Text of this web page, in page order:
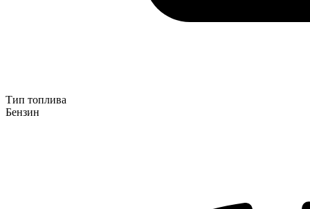
Тип топлива
Бензин